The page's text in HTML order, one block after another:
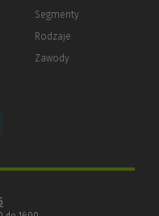
Segmenty
Rodzaje
Zawody